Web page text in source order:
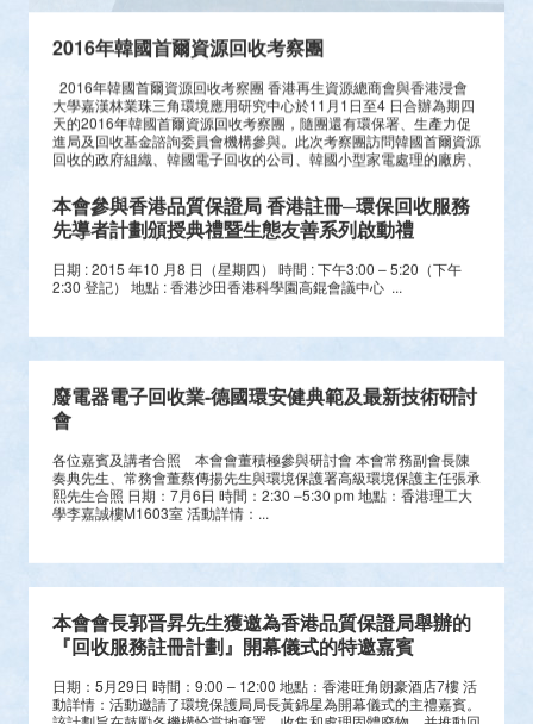
2016年韓國首爾資源回收考察團 香港再生資源總商會與香港浸會
大學嘉漢林業珠三角環境應用研究中心於11月1日至4 日合辦為期四
天的2016年韓國首爾資源回收考察團，隨團還有環保署、生產力促
進局及回收基金諮詢委員會機構參與。此次考察團訪問韓國首爾資源
回收的政府組織、韓國電子回收的公司、韓國小型家電處理的廠房、
韓國回收公司的資源回收系統等，讓團員們親身了解到韓國首爾的資
源回收狀況、產品的回收處理過程、實地考察及觀摩營運拓寬思維、
本會參與香港品質保證局 香港註冊─環保回收服務
先導者計劃頒授典禮暨生態友善系列啟動禮
日期 : 2015 年10 月8 日（星期四） 時間 : 下午3:00 – 5:20（下午